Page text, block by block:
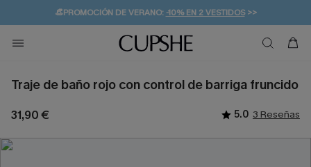
👒PROMOCIÓN DE VERANO:-10% EN 2 VESTIDOS>>
💌¡SUSCRIBIRSE & GANAR -10% EXTRA!
🚚ENVÍO GRATUITO A PARTIR DE 49 € >>
Traje de baño rojo con control de barriga fruncido
31,90 € 5.0 3 Reseñas